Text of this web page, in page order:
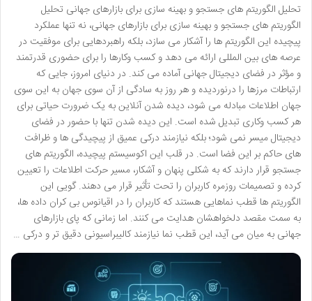
تحلیل الگوریتم های جستجو و بهینه سازی برای بازارهای جهانی تحلیل
الگوریتم های جستجو و بهینه سازی برای بازارهای جهانی، نه تنها عملکرد
پیچیده این الگوریتم ها را آشکار می سازد، بلکه راهبردهایی برای موفقیت در
عرصه های بین المللی ارائه می دهد و کسب وکارها را برای حضوری قدرتمند
و مؤثر در فضای دیجیتال جهانی آماده می کند. در دنیای امروز، جایی که
ارتباطات مرزها را درنوردیده و هر روز به سادگی از آن سوی جهان به این سوی
جهان اطلاعات مبادله می شود، دیده شدن آنلاین به یک ضرورت حیاتی برای
هر کسب وکاری تبدیل شده است. این دیده شدن تنها با حضور در فضای
دیجیتال میسر نمی شود؛ بلکه نیازمند درکی عمیق از پیچیدگی ها و ظرافت
های حاکم بر این فضا است. در قلب این اکوسیستم پیچیده، الگوریتم های
جستجو قرار دارند که به شکلی پنهان و آشکار، مسیر حرکت اطلاعات را تعیین
کرده و تصمیمات روزمره کاربران را تحت تأثیر قرار می دهند. گویی این
الگوریتم ها قطب نماهایی هستند که کاربران را در اقیانوس بی کران داده ها،
به سمت مقصد دلخواهشان هدایت می کنند. اما زمانی که پای بازارهای
جهانی به میان می آید، این قطب نما نیازمند کالیبراسیونی دقیق تر و درکی …